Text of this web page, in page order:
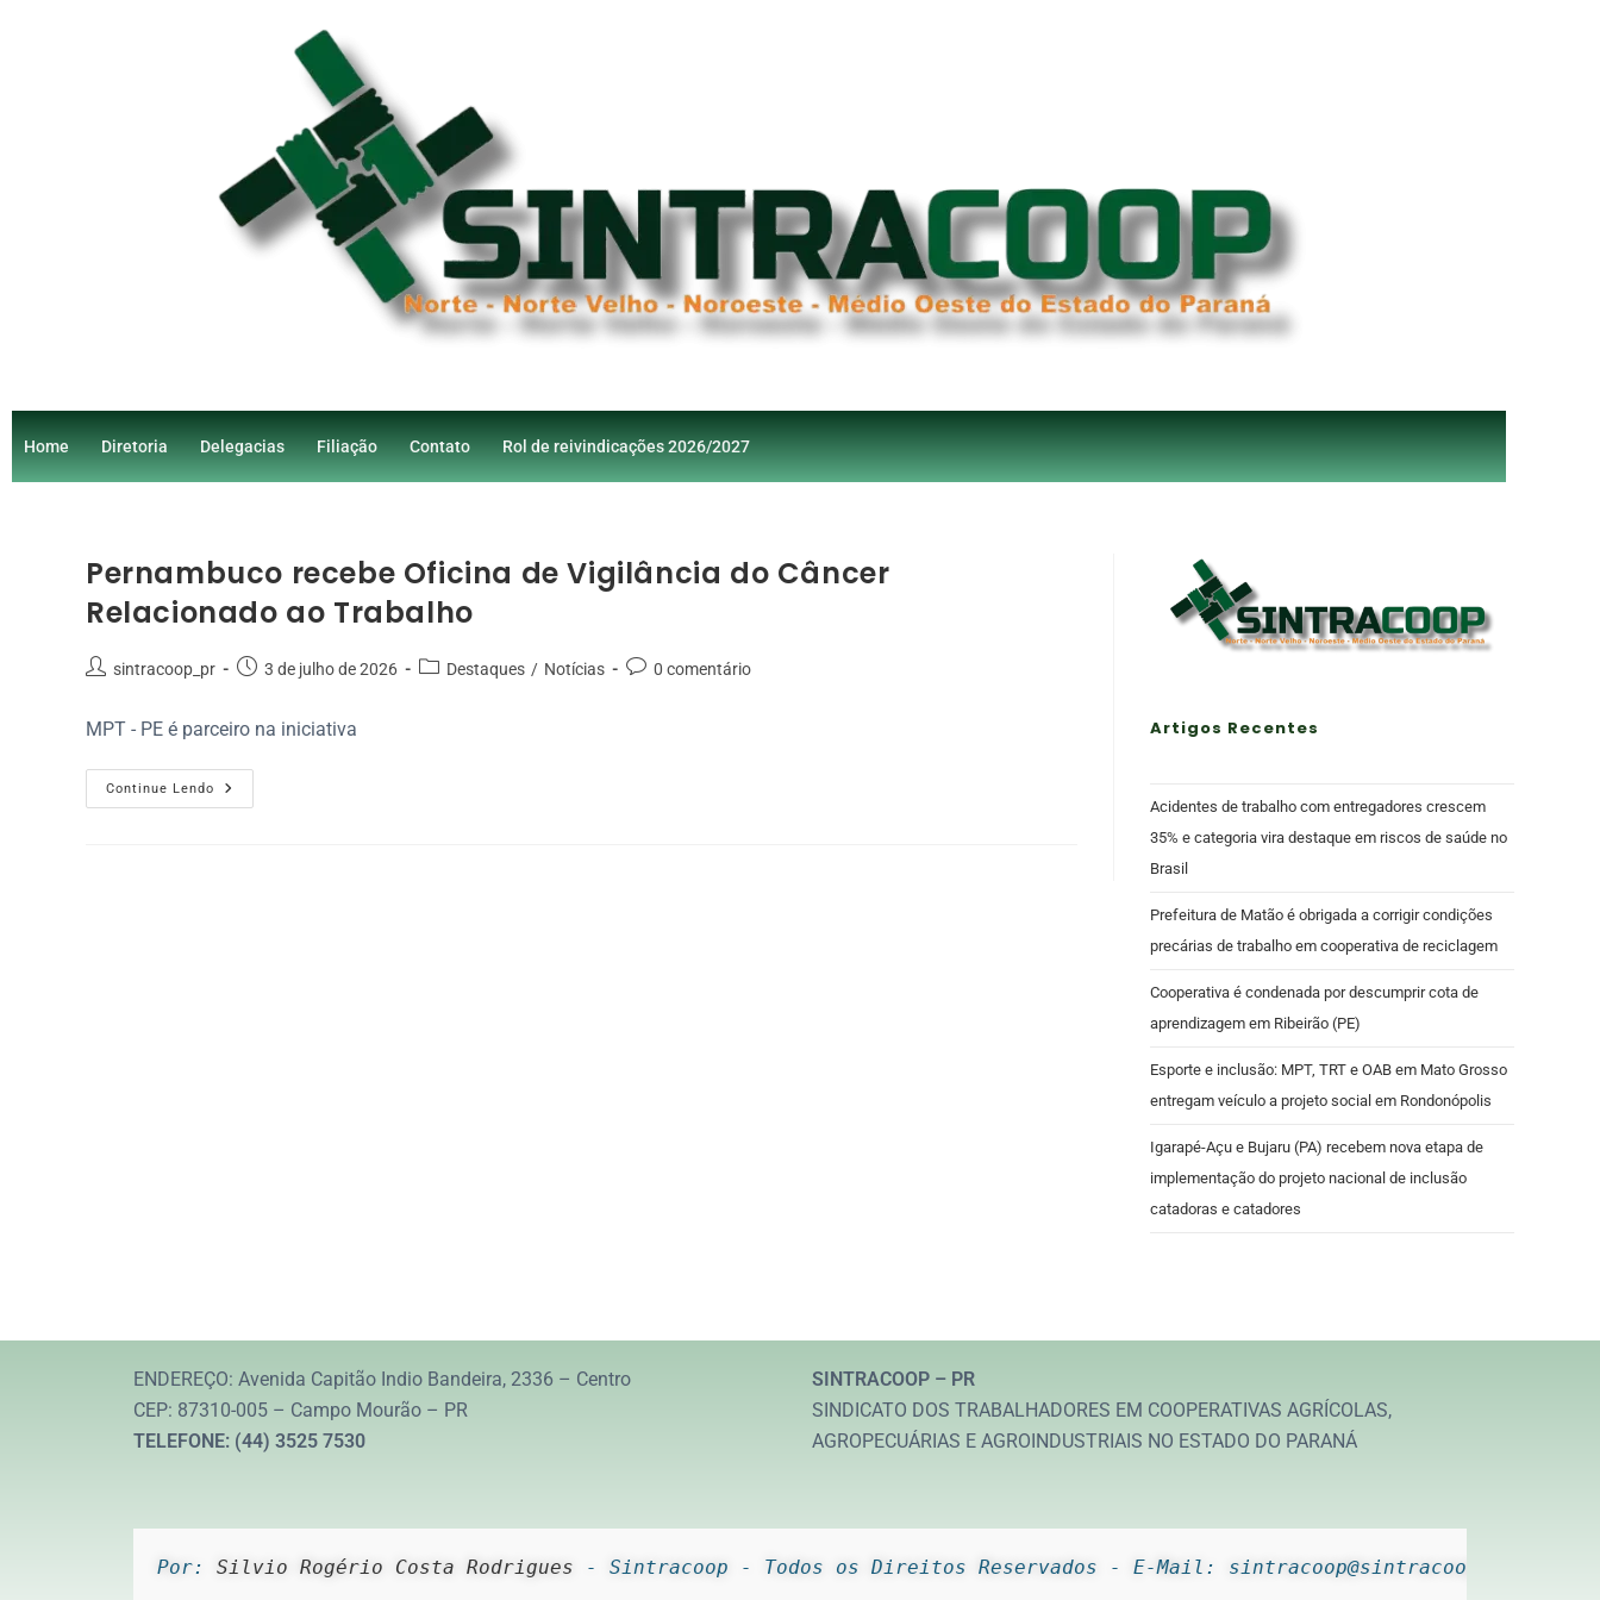
Home Diretoria Delegacias Filiação Contato Rol de reivindicações 2026/2027
Pernambuco recebe Oficina de Vigilância do Câncer
Relacionado ao Trabalho
sintracoop_pr 3 de julho de 2026 Destaques / Notícias 0 comentário
MPT - PE é parceiro na iniciativa
Continue Lendo
Artigos Recentes
Acidentes de trabalho com entregadores crescem
35% e categoria vira destaque em riscos de saúde no
Brasil
Prefeitura de Matão é obrigada a corrigir condições
precárias de trabalho em cooperativa de reciclagem
Cooperativa é condenada por descumprir cota de
aprendizagem em Ribeirão (PE)
Esporte e inclusão: MPT, TRT e OAB em Mato Grosso
entregam veículo a projeto social em Rondonópolis
Igarapé-Açu e Bujaru (PA) recebem nova etapa de
implementação do projeto nacional de inclusão
catadoras e catadores
ENDEREÇO: Avenida Capitão Indio Bandeira, 2336 – Centro
CEP: 87310-005 – Campo Mourão – PR
TELEFONE: (44) 3525 7530
SINTRACOOP – PR
SINDICATO DOS TRABALHADORES EM COOPERATIVAS AGRÍCOLAS,
AGROPECUÁRIAS E AGROINDUSTRIAIS NO ESTADO DO PARANÁ
Por: Silvio Rogério Costa Rodrigues - Sintracoop - Todos os Direitos Reservados - E-Mail: sintracoop@sintracoop.com.br